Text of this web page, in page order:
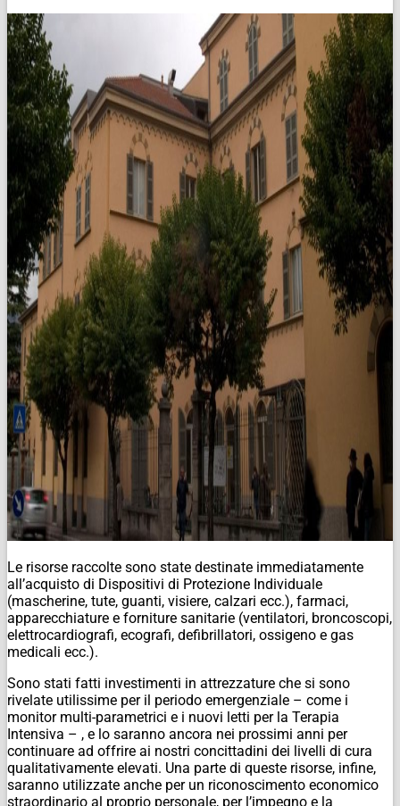
Le risorse raccolte sono state destinate immediatamente
all’acquisto di Dispositivi di Protezione Individuale
(mascherine, tute, guanti, visiere, calzari ecc.), farmaci,
apparecchiature e forniture sanitarie (ventilatori, broncoscopi,
elettrocardiografi, ecografi, defibrillatori, ossigeno e gas
medicali ecc.).
Sono stati fatti investimenti in attrezzature che si sono
rivelate utilissime per il periodo emergenziale – come i
monitor multi-parametrici e i nuovi letti per la Terapia
Intensiva – , e lo saranno ancora nei prossimi anni per
continuare ad offrire ai nostri concittadini dei livelli di cura
qualitativamente elevati. Una parte di queste risorse, infine,
saranno utilizzate anche per un riconoscimento economico
straordinario al proprio personale, per l’impegno e la